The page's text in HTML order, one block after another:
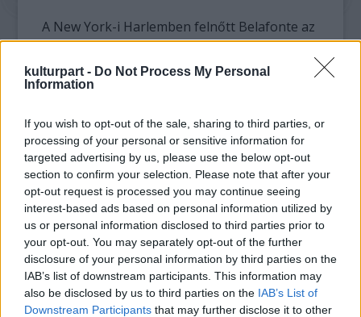
kulturpart - Do Not Process My Personal
Information
If you wish to opt-out of the sale, sharing to third parties, or
processing of your personal or sensitive information for
targeted advertising by us, please use the below opt-out
section to confirm your selection. Please note that after your
opt-out request is processed you may continue seeing
interest-based ads based on personal information utilized by
us or personal information disclosed to third parties prior to
your opt-out. You may separately opt-out of the further
disclosure of your personal information by third parties on the
IAB’s list of downstream participants. This information may
also be disclosed by us to third parties on the IAB’s List of
Downstream Participants that may further disclose it to other
A New York-i Harlemben felnőtt Belafonte az
ötvenes években a karibi zene
népszerűsítéséért a King of Calypso
becenevet kapta nagy sikerű Calypso című
immár csatlakozik ahhoz a maroknyi
sztárhoz, akik pályafutásuk alatt az Emmy-
díjat, a Grammy-díjat, az Oscar-díjat és a
Tony-díjat is megkapták.
A 73 esztendős Mijazaki Hajao, a világhírű
rajzfilmrendező, a japán Ghibli Stúdió
társalapítója 2003-benChihiro
Szellemországbancímű alkotásáért vehette át
a legjobb animációs film Oscar-díját. Szél
támad című rajzfilmjével idén harmadik Oscar-